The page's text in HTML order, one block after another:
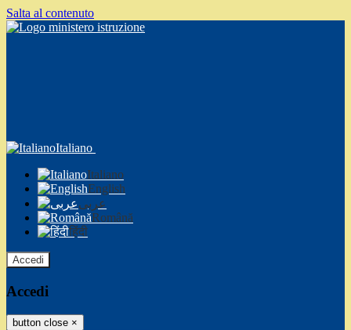
Salta al contenuto
Italiano
Italiano
English
عربى
Română
हिंदी
Accedi
Accedi
button close ×